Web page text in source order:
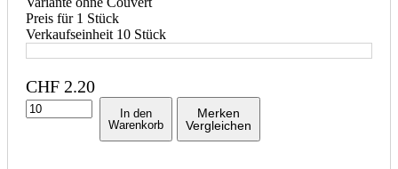
Preis für 1 Stück
Verkaufseinheit 10 Stück
CHF 2.20
In den
Warenkorb
Merken
Vergleichen